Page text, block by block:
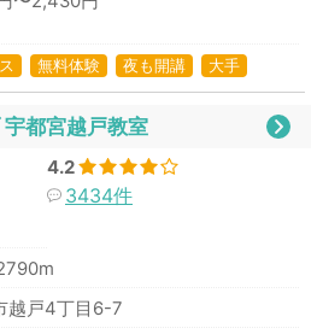
無料体験 夜も開講 大手
都宮越戸教室
4.2
3434件
越戸4丁目6-7